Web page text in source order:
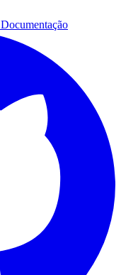
Documentação